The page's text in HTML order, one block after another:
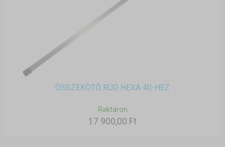
ÖSSZEKÖTŐ RÚD HEXA 40-HEZ
Raktáron
17 900,00 Ft